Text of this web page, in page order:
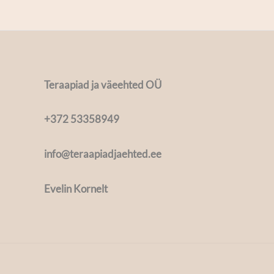
Teraapiad ja väeehted OÜ
+372 53358949
info@teraapiadjaehted.ee
Evelin Kornelt